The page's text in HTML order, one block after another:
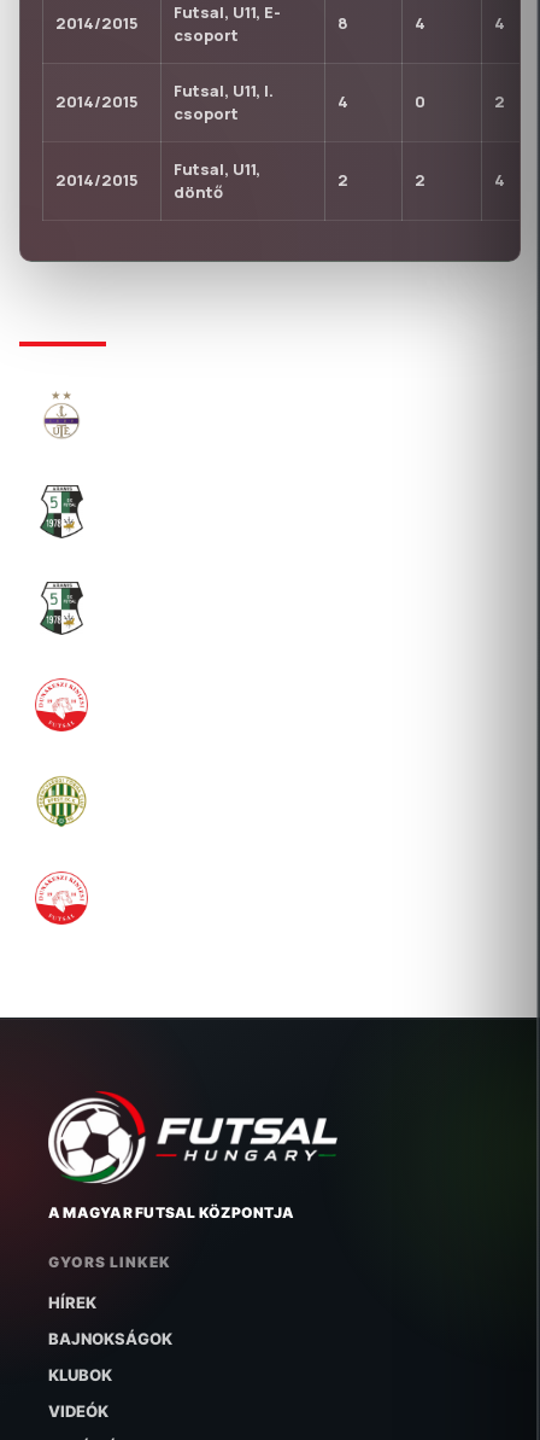
2014/2015
Futsal, U11, E-
csoport
8 4 4
2014/2015
Futsal, U11, I.
csoport
4 0 2
2014/2015
Futsal, U11,
döntő
2 2 4
A MAGYAR FUTSAL KÖZPONTJA
GYORS LINKEK
HÍREK
BAJNOKSÁGOK
KLUBOK
VIDEÓK